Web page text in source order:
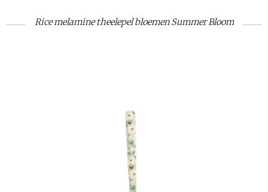
Rice melamine theelepel bloemen Summer Bloom